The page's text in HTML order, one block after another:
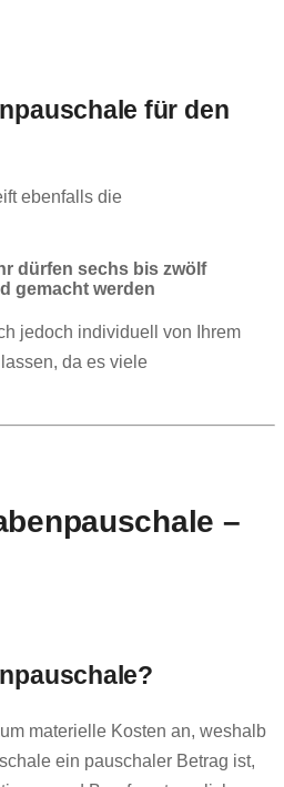
für den
ebenfalls die
dürfen sechs bis zwölf
gemacht werden
jedoch individuell von Ihrem
da es viele
–
materielle Kosten an, weshalb
ein pauschaler Betrag ist,